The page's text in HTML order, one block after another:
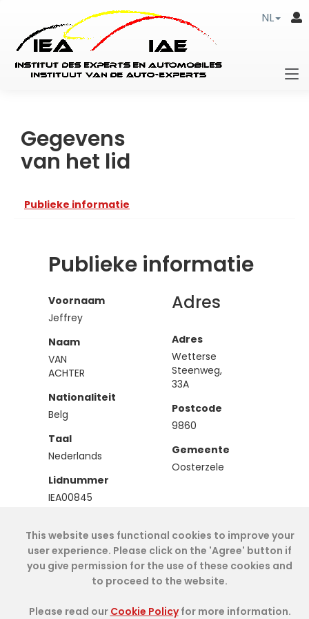
NL
Gegevens
van het lid
Publieke informatie
Publieke informatie
Voornaam
Jeffrey
Naam
VAN
ACHTER
Nationaliteit
Belg
Taal
Nederlands
Lidnummer
IEA00845
Effectief
Adres
Adres
Wetterse
Steenweg,
33A
Postcode
9860
Gemeente
Oosterzele
This website uses functional cookies to improve your
user experience. Please click on the 'Agree' button if
you give permission for the use of these cookies and
to proceed to the website.
Please read our Cookie Policyfor more information.